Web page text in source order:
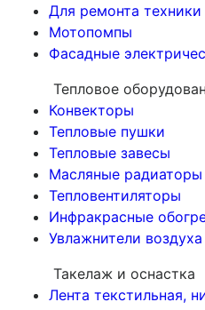
Для ремонта техники
Мотопомпы
Фасадные
Тепловое
Конвекторы
Тепловые пушки
Тепловые завесы
Масляные радиаторы
Тепловентиляторы
Инфракрасные
Увлажнители воздуха
Такелаж и оснастка
Лента текстильная,